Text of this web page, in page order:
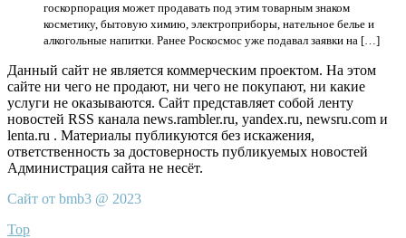
госкорпорация может продавать под этим товарным знаком
косметику, бытовую химию, электроприборы, нательное белье и
алкогольные напитки. Ранее Роскосмос уже подавал заявки на […]
Данный сайт не является коммерческим проектом. На этом
сайте ни чего не продают, ни чего не покупают, ни какие
услуги не оказываются. Сайт представляет собой ленту
новостей RSS канала news.rambler.ru, yandex.ru, newsru.com и
lenta.ru . Материалы публикуются без искажения,
ответственность за достоверность публикуемых новостей
Администрация сайта не несёт.
Сайт от bmb3 @ 2023
Top